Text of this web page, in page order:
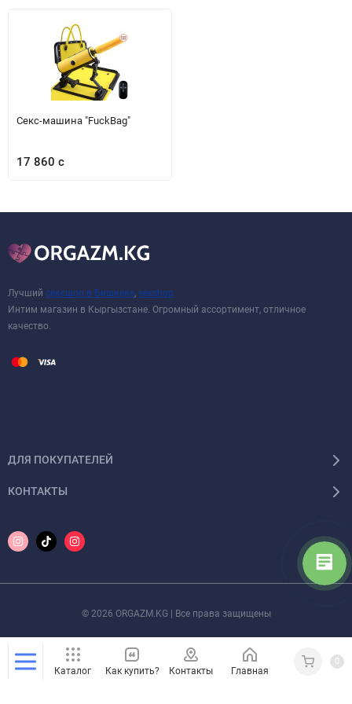
Секс-машина "FuckBag"
17 860 с
Лучший сексшоп в Бишкеке, sexshop
Интим магазин в Кыргызстане. Огромный ассортимент, отличное
качество.
ДЛЯ ПОКУПАТЕЛЕЙ
КОНТАКТЫ
© 2026 ORGAZM.KG | Все права защищены
Каталог Как купить? Контакты Главная Кабинет
0